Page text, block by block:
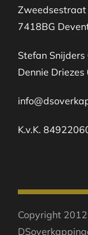
Zweedsestraat
7418BG
Stefan
Dennie
K.v.K.
Copyright